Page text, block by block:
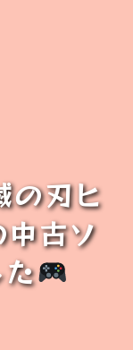
の刃ヒ
古ソ